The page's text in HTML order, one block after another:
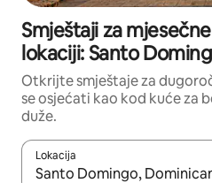
Smještaji za
lokaciji: Santo
Otkrijte smještaje za
se osjećati kao kod kuće za
duže.
Lokacija
Kad rezultati budu dostupni,